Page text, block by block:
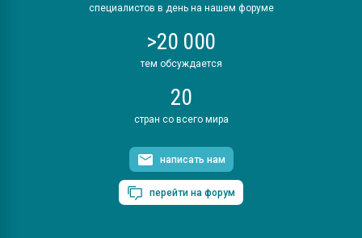
специалистов в день на нашем форуме
>20 000
тем обсуждается
20
стран со всего мира
написать нам
перейти на форум